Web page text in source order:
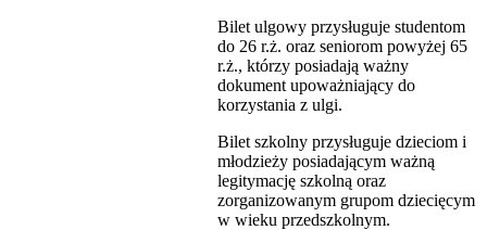
Bilet ulgowy przysługuje studentom
do 26 r.ż. oraz seniorom powyżej 65
r.ż., którzy posiadają ważny
dokument upoważniający do
korzystania z ulgi.
Bilet szkolny przysługuje dzieciom i
młodzieży posiadającym ważną
legitymację szkolną oraz
zorganizowanym grupom dziecięcym
w wieku przedszkolnym.